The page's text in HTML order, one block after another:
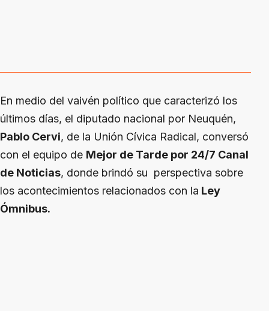
En medio del vaivén político que caracterizó los
últimos días, el diputado nacional por Neuquén,
Pablo Cervi, de la Unión Cívica Radical, conversó
con el equipo de Mejor de Tarde por 24/7 Canal
de Noticias, donde brindó su perspectiva sobre
los acontecimientos relacionados con la Ley
Ómnibus.